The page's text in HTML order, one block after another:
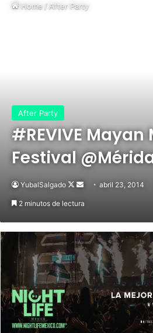
Home/ After Party
After Party
#REVIVE Mayan
Festival
YubalSalgado
Follow
Sendabril 23, 2014
2 minutos de lectura